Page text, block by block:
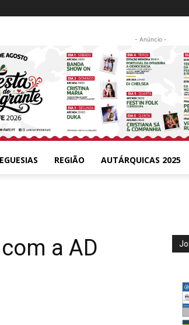
- Anúncio -
REGIÃO AUTÁRQUICAS 2025
a AD